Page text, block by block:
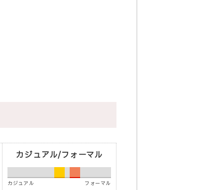
カジュアル/フォーマル
カジュアル フォーマル